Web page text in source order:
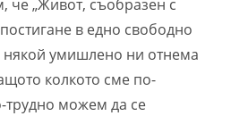
че „Живот, съобразен с
в едно свободно
умишлено ни отнема
колкото сме по-
трудно можем да се